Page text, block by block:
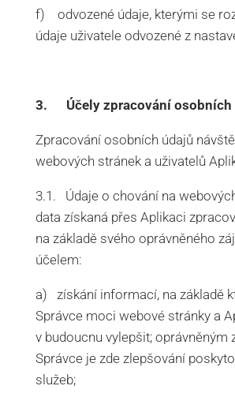
f) odvozené údaje, kterými se
údaje uživatele odvozené z
3. Účely zpracování osobních
Zpracování osobních údajů
webových stránek a uživatelů
3.1. Údaje o chování na
data získaná přes Aplikaci
na základě svého oprávněného
účelem:
a) získání informací, na základě
Správce moci webové stránky a
v budoucnu vylepšit; oprávněným
Správce je zde zlepšování
služeb;